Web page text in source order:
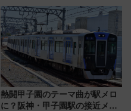
定1万5000枚】
熱闘甲子園のテーマ曲が駅メロ
に？阪神・甲子園駅の接近メロ